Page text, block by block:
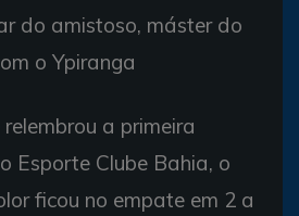
do amistoso, máster do
o Ypiranga
a primeira
Esporte Clube Bahia, o
ficou no empate em 2 a